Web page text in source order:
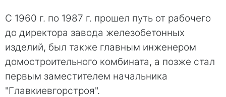
С 1960 г. по 1987 г. прошел путь от рабочего
до директора завода железобетонных
изделий, был также главным инженером
домостроительного комбината, а позже стал
первым заместителем начальника
"Главкиевгорстроя".